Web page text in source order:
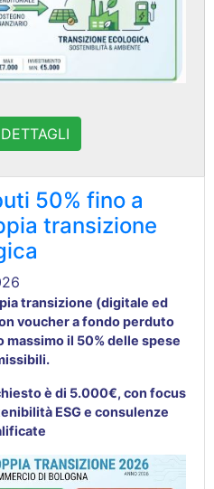
50% fino a
transizione
transizione (digitale ed
voucher a fondo perduto
il 50% delle spese
.
è di 5.000€, con focus
ESG e consulenze